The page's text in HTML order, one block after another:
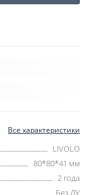
Все характеристики
LIVOLO
80*80*41 мм
2 года
Без ДУ